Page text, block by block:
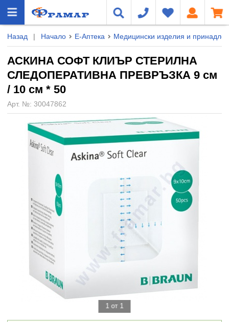
Назад | Начало Е-Аптека Медицински изделия и
АСКИНА СОФТ КЛИЪР СТЕРИЛНА
СЛЕДОПЕРАТИВНА ПРЕВРЪЗКА 9 см
/ 10 см * 50
Арт. №: 30047862
1 от 1